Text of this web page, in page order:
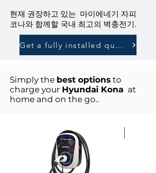
현재 권장하고 있는 마이에네기 자피
코나와 함께할 국내 최고의 벽충전기.
Get a fully installed quote
Simply the best options to
charge your Hyundai Kona at
home and on the go..